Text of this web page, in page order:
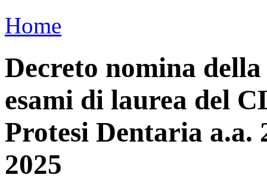
Home
Decreto nomina
esami di laurea del
Protesi Dentaria a.a.
2025